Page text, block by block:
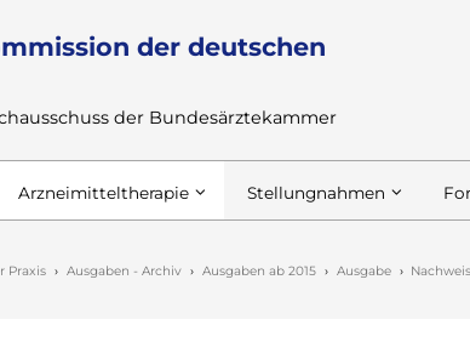
der deutschen
der Bundesärztekammer
Arzneimitteltherapie Stellungnahmen
Praxis Ausgaben - Archiv Ausgaben ab 2015 Ausgabe